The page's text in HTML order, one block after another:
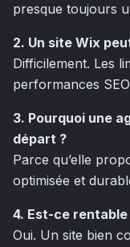
presque toujours
2. Un site Wix
Difficilement. Les
performances
3. Pourquoi une
départ ?
Parce qu’elle
optimisée et
4. Est-ce
Oui. Un site bien